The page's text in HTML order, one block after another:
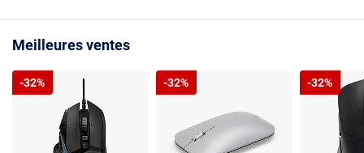
Meilleures ventes
-32% -32% -32%